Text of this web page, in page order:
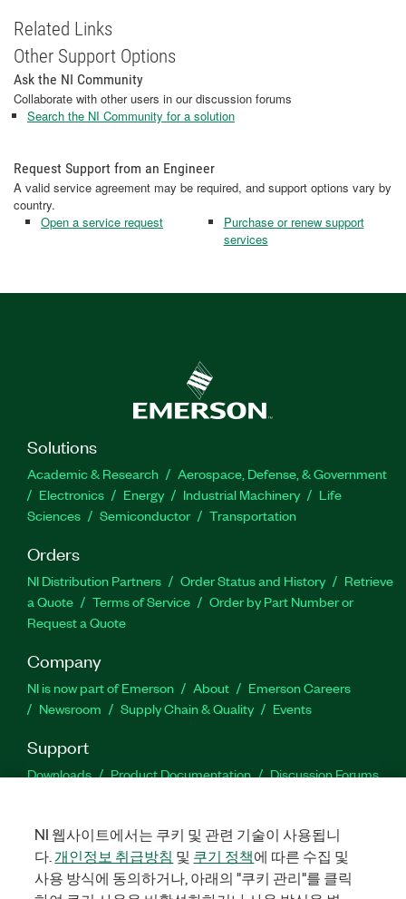
Related Links
Other Support Options
Ask the NI Community
Collaborate with other users in our discussion forums
Search the NI Community for a solution
Request Support from an Engineer
A valid service agreement may be required, and support options vary by
country.
Open a service request
Purchase or renew support
services
Solutions
Academic & Research
Aerospace, Defense, & Government
Electronics
Energy Industrial Machinery
Life
Sciences
Semiconductor Transportation
Orders
NI Distribution Partners Order Status and History
Retrieve
a Quote
Terms of Service
Order by Part Number or
Request a Quote
Company
NI is now part of Emerson About
Emerson Careers
Newsroom
Supply Chain & Quality Events
Support
Downloads Product Documentation
Discussion Forums
Facebook
TwitterLinkedIn
NI 웹사이트에서는 쿠키 및 관련 기술이 사용됩니
다.개인정보 취급방침 및 쿠기 정책에 따른 수집 및
사용 방식에 동의하거나, 아래의 "쿠키 관리"를 클릭